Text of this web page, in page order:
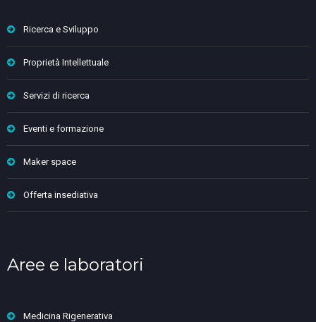
Ricerca e Sviluppo
Proprietà Intellettuale
Servizi di ricerca
Eventi e formazione
Maker space
Offerta insediativa
Aree e laboratori
Medicina Rigenerativa